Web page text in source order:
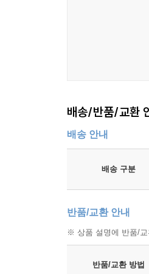
배송/반품/교환
배송 안내
배송 구분
반품/교환 안내
※ 상품 설명에 반품/교
반품/교환 방법